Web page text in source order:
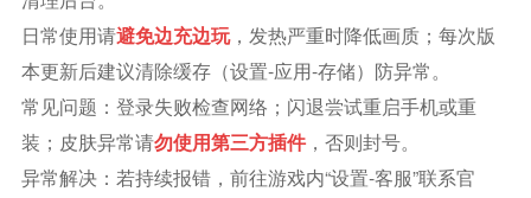
日常使用请避免边充边玩，发热严重时降低画质；每次版
本更新后建议清除缓存（设置-应用-存储）防异常。
常见问题：登录失败检查网络；闪退尝试重启手机或重
装；皮肤异常请勿使用第三方插件，否则封号。
异常解决：若持续报错，前往游戏内“设置-客服”联系官